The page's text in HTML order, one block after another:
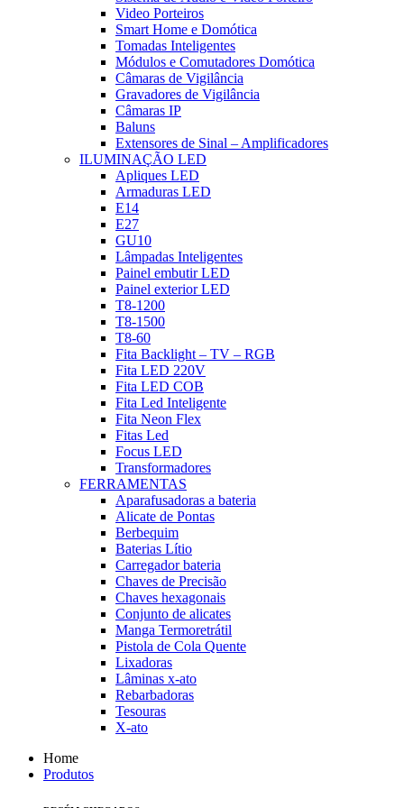
Video Porteiros
Smart Home e Domótica
Tomadas Inteligentes
Módulos e Comutadores Domótica
Câmaras de Vigilância
Gravadores de Vigilância
Câmaras IP
Baluns
Extensores de Sinal – Amplificadores
ILUMINAÇÃO LED
Apliques LED
Armaduras LED
E14
E27
GU10
Lâmpadas Inteligentes
Painel embutir LED
Painel exterior LED
T8-1200
T8-1500
T8-60
Fita Backlight – TV – RGB
Fita LED 220V
Fita LED COB
Fita Led Inteligente
Fita Neon Flex
Fitas Led
Focus LED
Transformadores
FERRAMENTAS
Aparafusadoras a bateria
Alicate de Pontas
Berbequim
Baterias Lítio
Carregador bateria
Chaves de Precisão
Chaves hexagonais
Conjunto de alicates
Manga Termoretrátil
Pistola de Cola Quente
Lixadoras
Lâminas x-ato
Rebarbadoras
Tesouras
X-ato
Home
Produtos